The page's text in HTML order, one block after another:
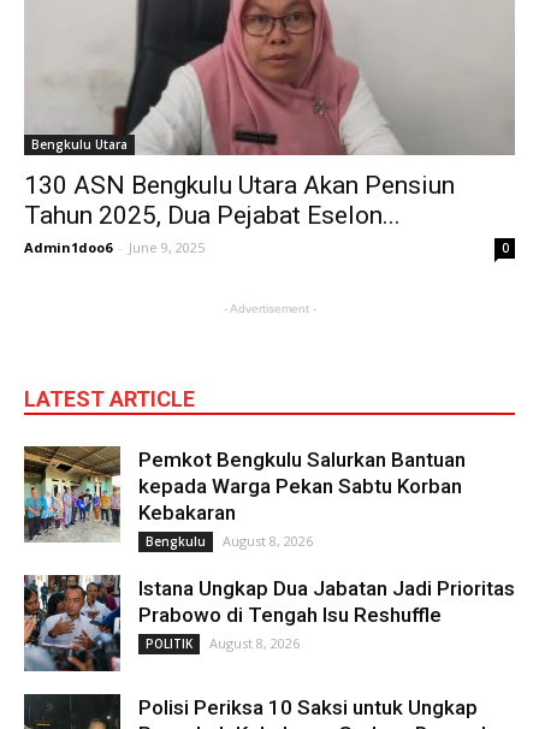
Bengkulu Utara
130 ASN Bengkulu Utara Akan Pensiun
Tahun 2025, Dua Pejabat Eselon...
Admin1doo6 - June 9, 2025 0
- Advertisement -
LATEST ARTICLE
Pemkot Bengkulu Salurkan Bantuan
kepada Warga Pekan Sabtu Korban
Kebakaran
Bengkulu August 8, 2026
Istana Ungkap Dua Jabatan Jadi Prioritas
Prabowo di Tengah Isu Reshuffle
POLITIK August 8, 2026
Polisi Periksa 10 Saksi untuk Ungkap